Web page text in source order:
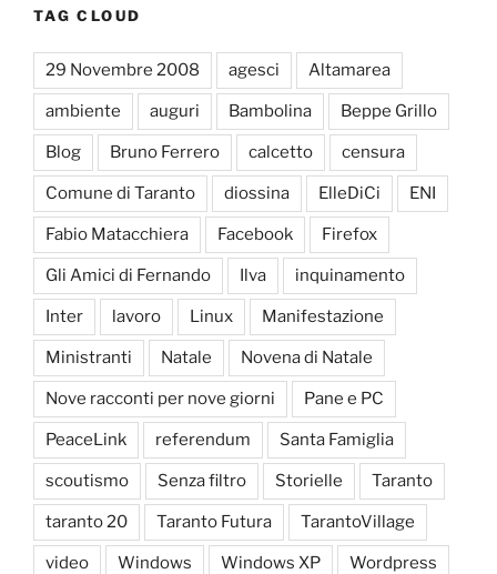
TAG CLOUD
29 Novembre 2008 agesci Altamarea
ambiente auguri Bambolina Beppe Grillo
Blog Bruno Ferrero calcetto censura
Comune di Taranto diossina ElleDiCi ENI
Fabio Matacchiera Facebook Firefox
Gli Amici di Fernando Ilva inquinamento
Inter lavoro Linux Manifestazione
Ministranti Natale Novena di Natale
Nove racconti per nove giorni Pane e PC
PeaceLink referendum Santa Famiglia
scoutismo Senza filtro Storielle Taranto
taranto 20 Taranto Futura TarantoVillage
video Windows Windows XP Wordpress